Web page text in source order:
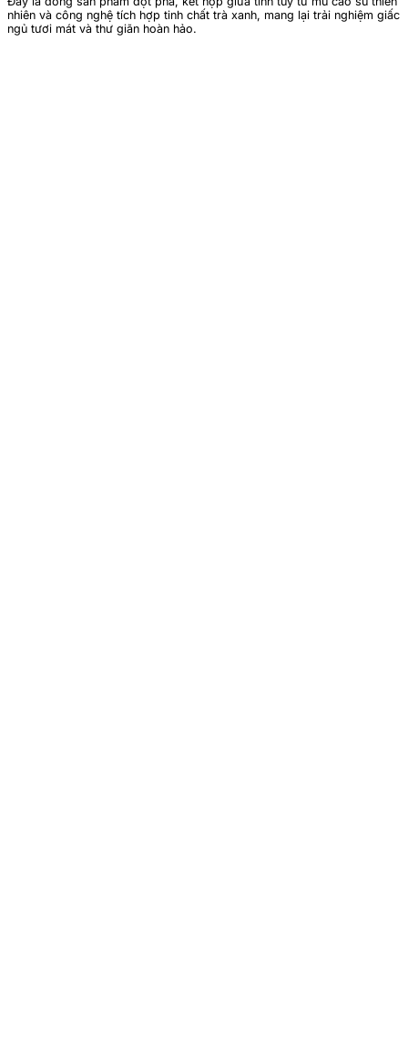
nhiên và công nghệ tích hợp tinh chất trà xanh, mang lại trải nghiệm giấc
ngủ tươi mát và thư giãn hoàn hảo.